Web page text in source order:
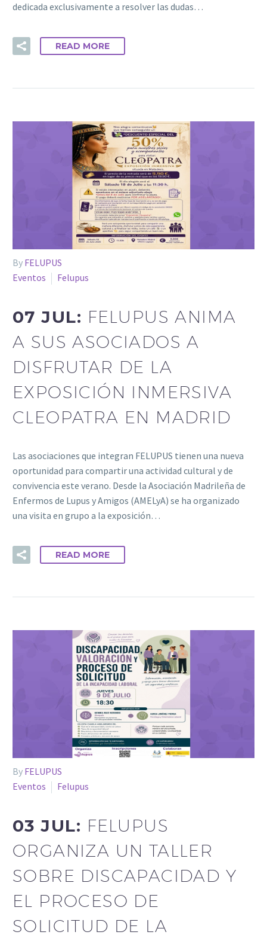
dedicada exclusivamente a resolver las dudas…
READ MORE
By FELUPUS
Eventos
Felupus
07 JUL: FELUPUS ANIMA
A SUS ASOCIADOS A
DISFRUTAR DE LA
EXPOSICIÓN INMERSIVA
CLEOPATRA EN MADRID
Las asociaciones que integran FELUPUS tienen una nueva
oportunidad para compartir una actividad cultural y de
convivencia este verano. Desde la Asociación Madrileña de
Enfermos de Lupus y Amigos (AMELyA) se ha organizado
una visita en grupo a la exposición…
READ MORE
By FELUPUS
Eventos
Felupus
03 JUL: FELUPUS
ORGANIZA UN TALLER
SOBRE DISCAPACIDAD Y
EL PROCESO DE
SOLICITUD DE LA